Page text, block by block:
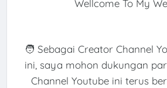
Wellcome To My
🧑 Sebagai Creator Channel
ini, saya mohon dukungan
Channel Youtube ini terus